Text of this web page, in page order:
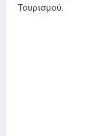
Τουρισμού.